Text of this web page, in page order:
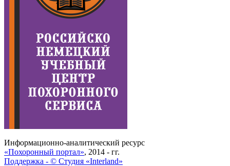
Информационно-аналитический ресурс
«Похоронный портал», 2014 - гг.
Поддержка - © Cтудия «Interland»